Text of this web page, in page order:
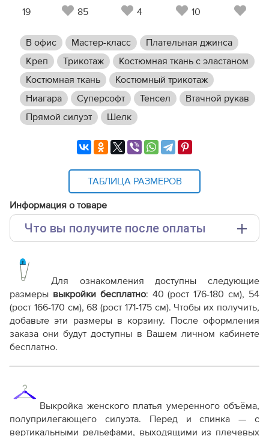
19 85 4 10
В офис Мастер-класс
Плательная джинса
Креп
Трикотаж
Костюмная ткань с эластаном
Костюмная ткань
Костюмный трикотаж
Ниагара
Суперсофт Тенсел
Втачной рукав
Прямой силуэт
Шелк
ТАБЛИЦА РАЗМЕРОВ
Информация о товаре
Что вы получите после оплаты
Выкройка PDF для печати на принтере A4 или
плоттере A0 с шириной печати 810мм в зависимости
от выбора формата
Инструкция-платье-Элен750.pdf
Дополнительные файлы:
Терминология ВТО
Как распечатывать выкройки
Как скорректировать готовую выкройку по росту
Для ознакомления доступны следующие
размеры выкройки бесплатно: 40 (рост 176-180 см), 54
(рост 166-170 см), 68 (рост 171-175 см). Чтобы их получить,
добавьте эти размеры в корзину. После оформления
заказа они будут доступны в Вашем личном кабинете
бесплатно.
Выкройка женского платья умеренного объёма,
полуприлегающего силуэта. Перед и спинка — с
вертикальными рельефами, выходящими из плечевых